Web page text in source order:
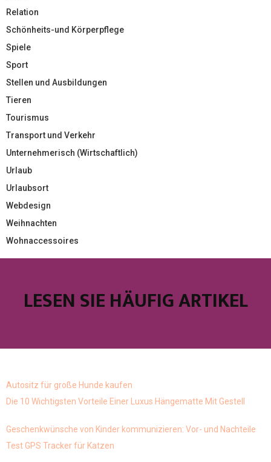
Relation
Schönheits-und Körperpflege
Spiele
Sport
Stellen und Ausbildungen
Tieren
Tourismus
Transport und Verkehr
Unternehmerisch (Wirtschaftlich)
Urlaub
Urlaubsort
Webdesign
Weihnachten
Wohnaccessoires
LESEN SIE HÄUFIG ARTIKEL
Autositz für große Hunde kaufen
Die 10 Wichtigsten Vorteile Einer Luxus Hängematte Mit Gestell
Geschenkwünsche von Kinder kommunizieren: Vor- und Nachteile
Test GPS Tracker für Katzen